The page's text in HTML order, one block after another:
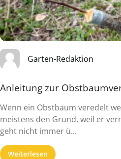
Garten-Redaktion
Anleitung zur
Wenn ein Obstbaum veredelt
meistens den Grund, weil er
geht nicht immer ü...
Weiterlesen